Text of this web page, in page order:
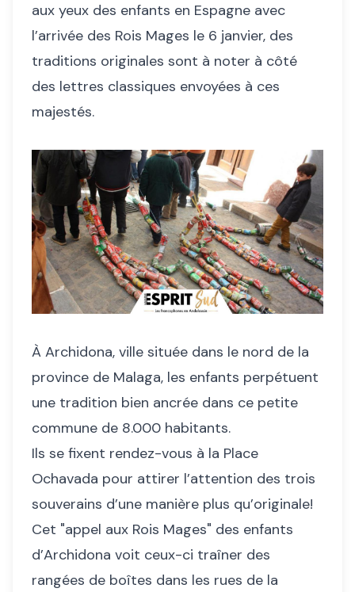
aux yeux des enfants en Espagne avec
l’arrivée des Rois Mages le 6 janvier, des
traditions originales sont à noter à côté
des lettres classiques envoyées à ces
majestés.
À Archidona, ville située dans le nord de la
province de Malaga, les enfants perpétuent
une tradition bien ancrée dans ce petite
commune de 8.000 habitants.
Ils se fixent rendez-vous à la Place
Ochavada pour attirer l’attention des trois
souverains d’une manière plus qu’originale!
Cet "appel aux Rois Mages" des enfants
d’Archidona voit ceux-ci traîner des
rangées de boîtes dans les rues de la